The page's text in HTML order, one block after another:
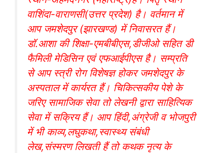
वाशिंदा-वाराणसी(उत्तर प्रदेश) है। वर्तमान में
आप जमशेदपुर (झारखण्ड) में निवासरत हैं।
डॉ.आशा की शिक्षा-एमबीबीएस,डीजीओ सहित डी
फैमिली मेडिसिन एवं एफआईपीएस है। सम्प्रति
से आप स्त्री रोग विशेषज्ञ होकर जमशेदपुर के
अस्पताल में कार्यरत हैं। चिकित्सकीय पेशे के
जरिए सामाजिक सेवा तो लेखनी द्वारा साहित्यिक
सेवा में सक्रिय हैं। आप हिंदी,अंग्रेजी व भोजपुरी
में भी काव्य,लघुकथा,स्वास्थ्य संबंधी
लेख,संस्मरण लिखती हैं तो कथक नृत्य के